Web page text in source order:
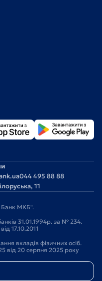
044 495 88 88
11
Банк МКБ".
31.01.1994р. за № 234.
17.10.2011
вкладів фізичних осіб.
від 20 серпня 2025 року